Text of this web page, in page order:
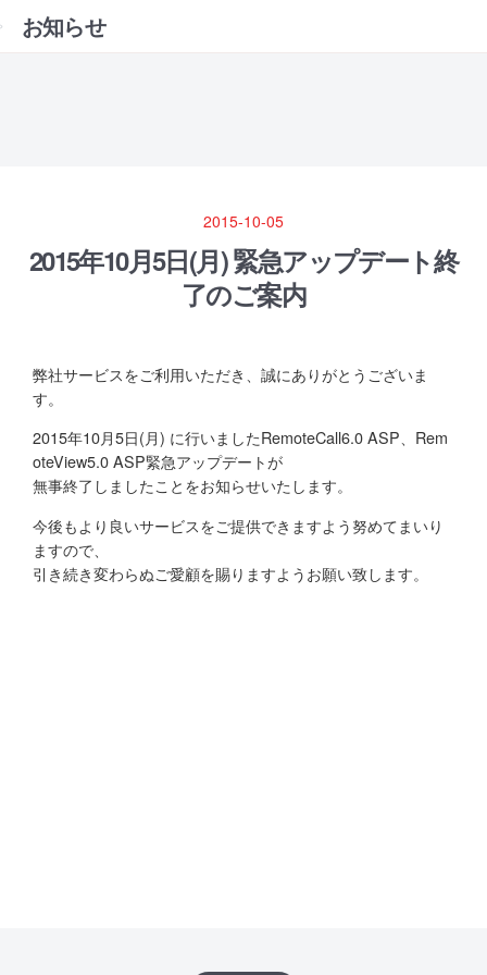
お知らせ
2015-10-05
2015年10月5日(月) 緊急アップデート終
了のご案内
弊社サービスをご利用いただき、誠にありがとうございま
す。
2015年10月5日(月) に行いましたRemoteCall6.0 ASP、Rem
oteView5.0 ASP緊急アップデートが
無事終了しましたことをお知らせいたします。
今後もより良いサービスをご提供できますよう努めてまいり
ますので、
引き続き変わらぬご愛顧を賜りますようお願い致します。